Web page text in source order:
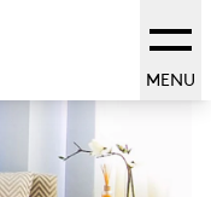
MENU